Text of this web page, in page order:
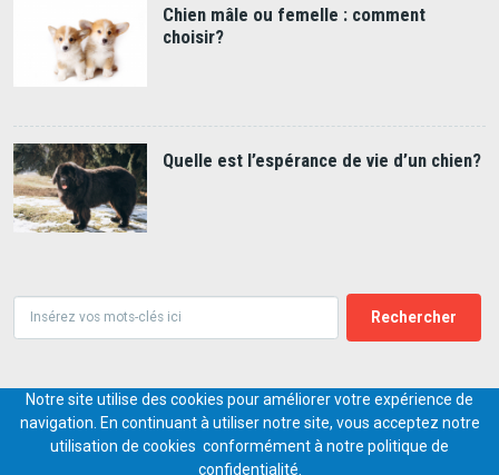
Chien mâle ou femelle : comment
choisir?
Quelle est l’espérance de vie d’un chien?
Rechercher
© 2018-2026,PETS.DIGITAL
Conditions générales Charte commentaires
Notre site utilise des cookies pour améliorer votre expérience de
navigation. En continuant à utiliser notre site, vous acceptez notre
utilisation de cookies conformément à notre politique de
confidentialité.